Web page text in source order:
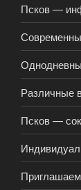
Псков —
Различные
Псков —